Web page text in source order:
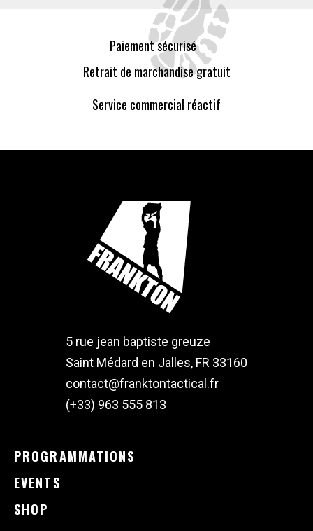
Paiement sécurisé
Retrait de marchandise gratuit
Service commercial réactif
5 rue jean baptiste greuze
Saint Médard en Jalles, FR 33160
contact@franktontactical.fr
(+33) 963 555 813
PROGRAMMATIONS
EVENTS
SHOP